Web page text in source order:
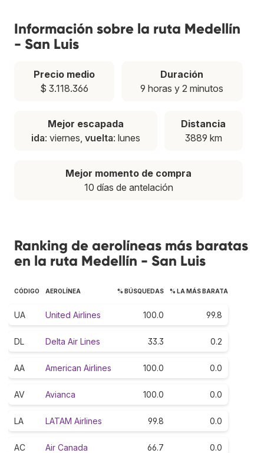
Información sobre la ruta Medellín
- San Luis
Precio medio
$ 3.118.366
Duración
9 horas y 2 minutos
Mejor escapada
ida: viernes, vuelta: lunes
Distancia
3889 km
Mejor momento de compra
10 días de antelación
Ranking de aerolíneas más baratas
en la ruta Medellín - San Luis
CÓDIGO AEROLÍNEA % BÚSQUEDAS % LA MÁS BARATA
UA United Airlines 100.0 99.8
DL Delta Air Lines 33.3 0.2
AA American Airlines 100.0 0.0
AV Avianca 100.0 0.0
LA LATAM Airlines 99.8 0.0
AC Air Canada 66.7 0.0